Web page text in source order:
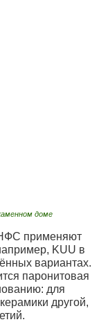
доме
применяют
KUU в
вариантах.
паронитовая
для
другой,